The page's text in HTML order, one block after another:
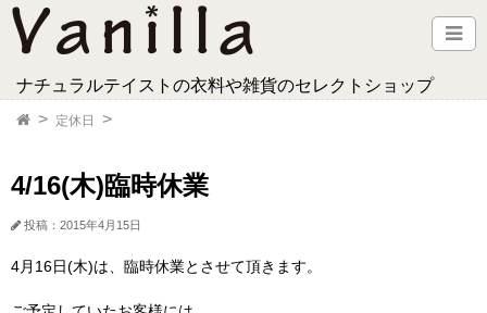
ナチュラルテイストの衣料や雑貨のセレクトショップ
定休日
4/16(木)臨時休業
投稿：2015年4月15日
4月16日(木)は、臨時休業とさせて頂きます。